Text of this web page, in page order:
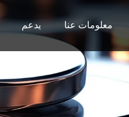
معلومات عنا يدعم